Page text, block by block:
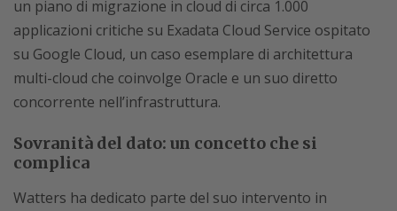
un piano di migrazione in cloud di circa 1.000
applicazioni critiche su Exadata Cloud Service ospitato
su Google Cloud, un caso esemplare di architettura
multi-cloud che coinvolge Oracle e un suo diretto
concorrente nell’infrastruttura.
Sovranità del dato: un concetto che si
complica
Watters ha dedicato parte del suo intervento in